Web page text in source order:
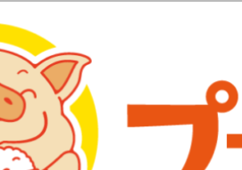
んの満腹日記 |
箕面)のランチ＆